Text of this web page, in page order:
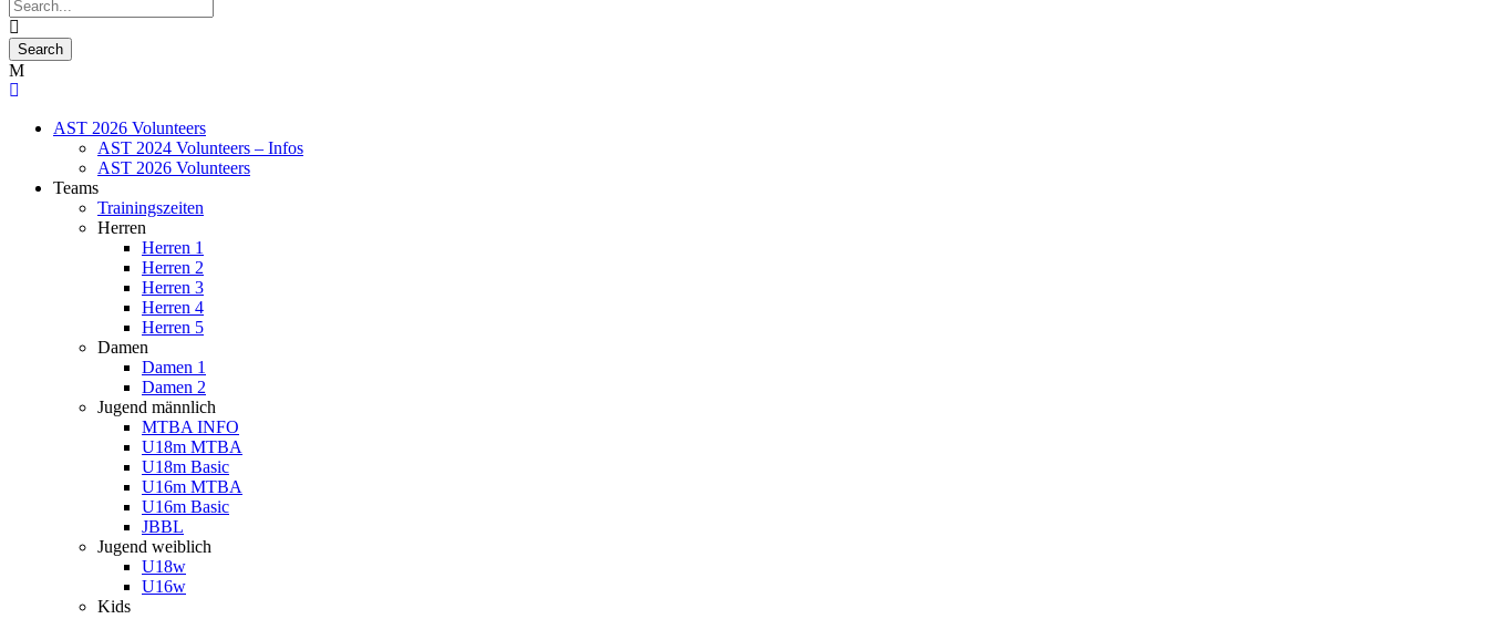
AST 2026 Volunteers
AST 2024 Volunteers – Infos
AST 2026 Volunteers
Teams
Trainingszeiten
Herren
Herren 1
Herren 2
Herren 3
Herren 4
Herren 5
Damen
Damen 1
Damen 2
Jugend männlich
MTBA INFO
U18m MTBA
U18m Basic
U16m MTBA
U16m Basic
JBBL
Jugend weiblich
U18w
U16w
Kids